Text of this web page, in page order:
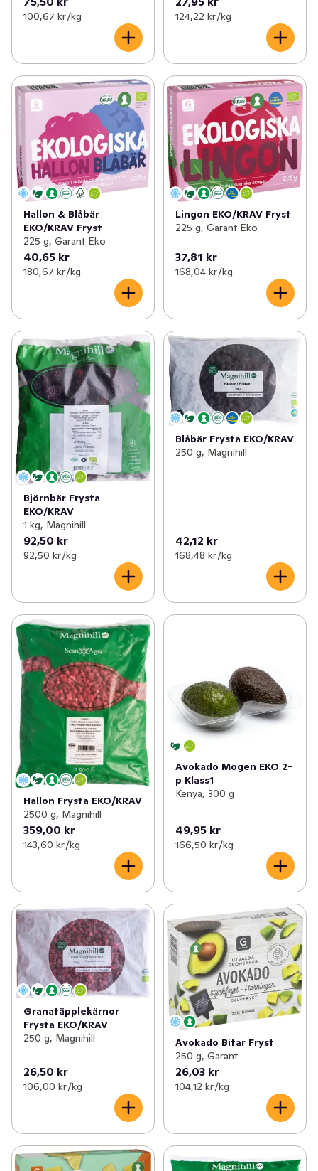
100,67 kr /kg 124,22 kr /kg
Hallon & Blåbär
EKO/KRAV Fryst
225 g, Garant Eko
40,65 kr
180,67 kr /kg
Lingon EKO/KRAV Fryst
225 g, Garant Eko
37,81 kr
168,04 kr /kg
Björnbär Frysta
EKO/KRAV
1 kg, Magnihill
92,50 kr
92,50 kr /kg
Blåbär Frysta EKO/KRAV
250 g, Magnihill
42,12 kr
168,48 kr /kg
Hallon Frysta EKO/KRAV
2500 g, Magnihill
359,00 kr
143,60 kr /kg
Avokado Mogen EKO 2-
p Klass1
Kenya, 300 g
49,95 kr
166,50 kr /kg
Granatäpplekärnor
Frysta EKO/KRAV
250 g, Magnihill
26,50 kr
106,00 kr /kg
Avokado Bitar Fryst
250 g, Garant
26,03 kr
104,12 kr /kg